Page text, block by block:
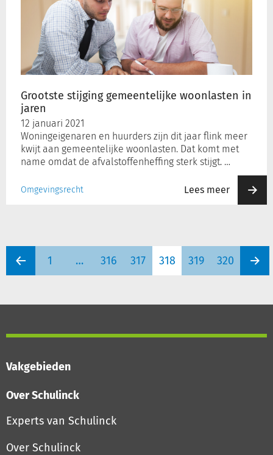
Grootste stijging gemeentelijke woonlasten in
jaren
12 januari 2021
Woningeigenaren en huurders zijn dit jaar flink meer
kwijt aan gemeentelijke woonlasten. Dat komt met
name omdat de afvalstoffenheffing sterk stijgt. …
Omgevingsrecht Lees meer
gemeentelijke
woonlasten
1 … 316 317 318 319 320
Vakgebieden
Over Schulinck
Experts van Schulinck
Over Schulinck